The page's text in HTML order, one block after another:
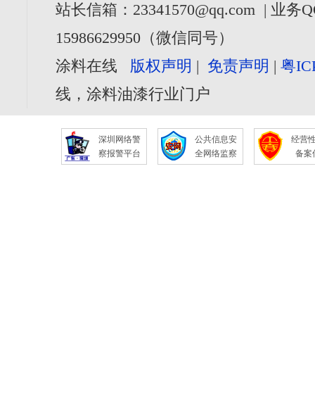
站长信箱：23341570@qq.com | 业务
15986629950（微信同号）
涂料在线 版权声明 | 免责声明 | 粤
线，涂料油漆行业门户
深圳网络警
察报警平台
公共信息安
全网络监察
经营
备案